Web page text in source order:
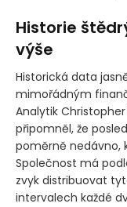
Historie
výše
Historická data
mimořádným
Analytik
připomněl, že
poměrně nedávno,
Společnost má
zvyk distribuovat
intervalech každé